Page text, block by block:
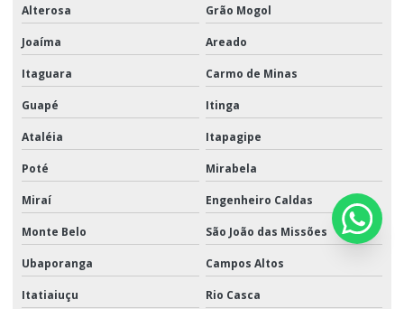
Alterosa Grão Mogol
Joaíma Areado
Itaguara Carmo de Minas
Guapé Itinga
Ataléia Itapagipe
Poté Mirabela
Miraí Engenheiro Caldas
Monte Belo São João das Missões
Ubaporanga Campos Altos
Itatiaiuçu Rio Casca